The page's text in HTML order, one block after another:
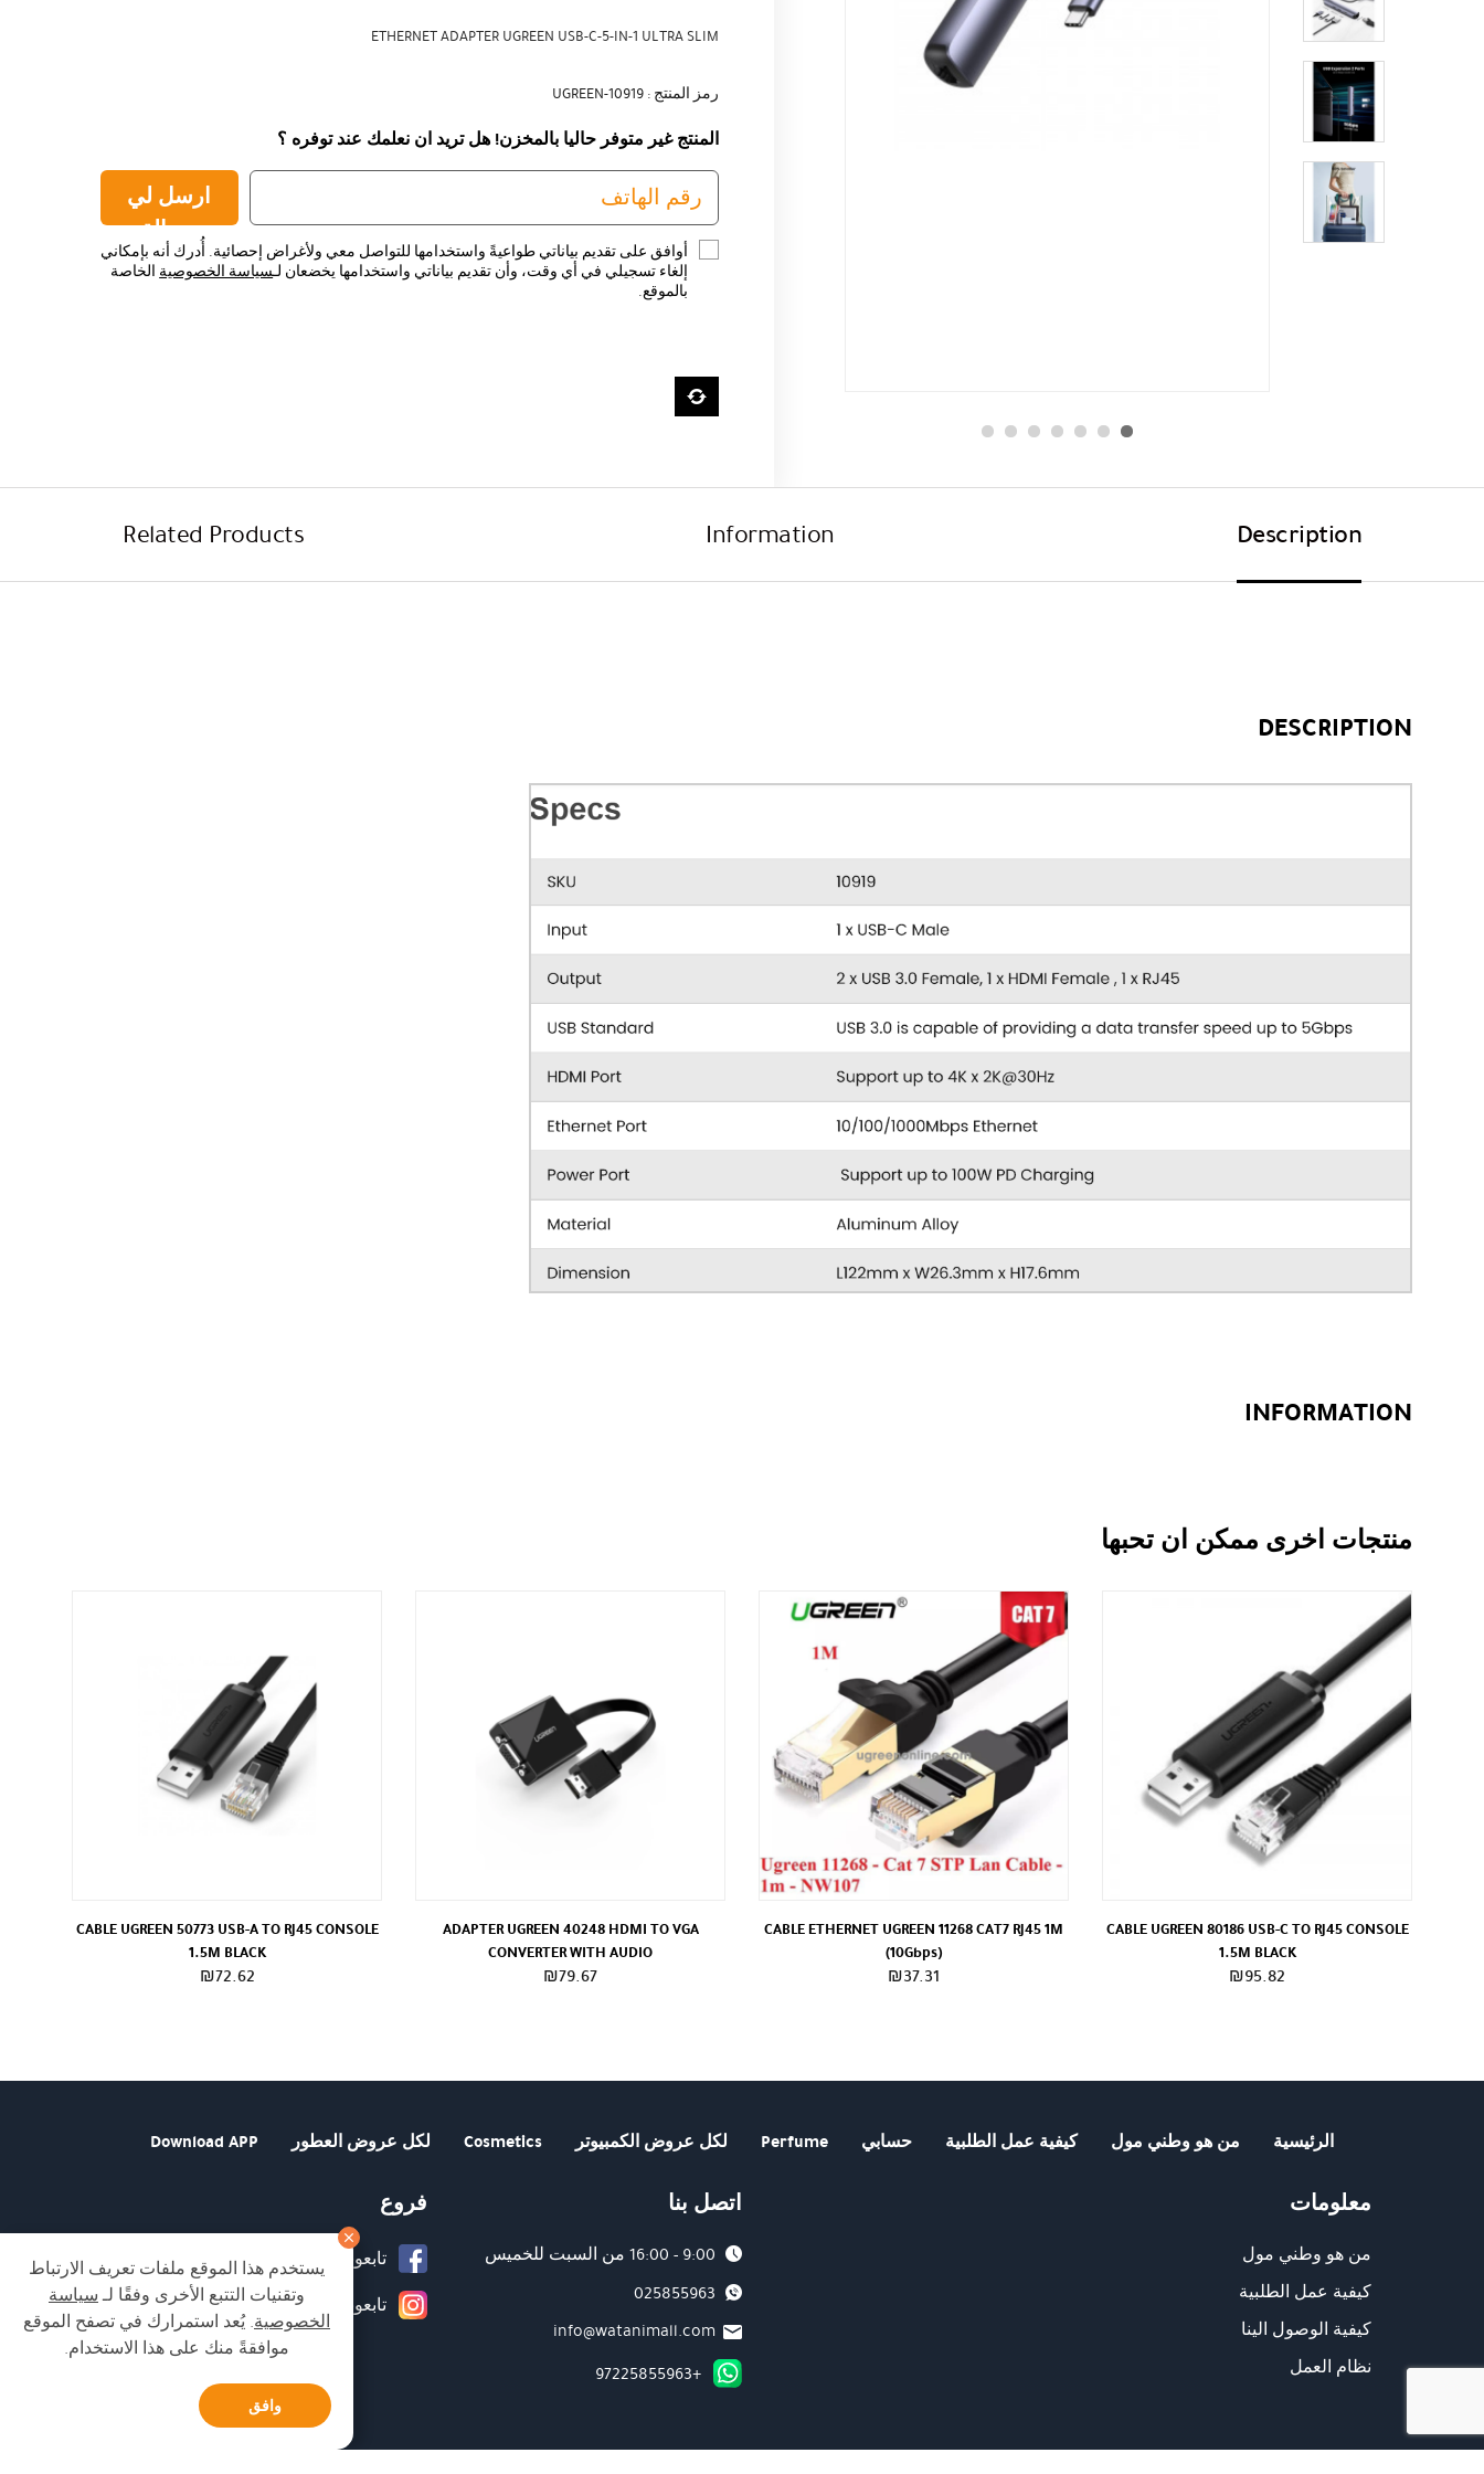
ETHERNET ADAPTER UGREEN USB-C-5-IN-1 ULTRA SLIM
رمز المنتج : UGREEN-10919
المنتج غير متوفر حاليا بالمخزن! هل تريد ان نعلمك عند توفره ؟
ارسل لي
رسالة
أوافق على تقديم بياناتي طواعيةً واستخدامها للتواصل معي ولأغراض إحصائية. أُدرك أنه بإمكاني
إلغاء تسجيلي في أي وقت، وأن تقديم بياناتي واستخدامها يخضعان لـسياسة الخصوصيةالخاصة
بالموقع.
Description
Information
Related Products
DESCRIPTION
INFORMATION
منتجات اخرى ممكن ان تحبها
CABLE UGREEN 80186 USB-C TO RJ45 CONSOLE
1.5M BLACK
₪95.82
CABLE ETHERNET UGREEN 11268 CAT7 RJ45 1M
(10Gbps)
₪37.31
ADAPTER UGREEN 40248 HDMI TO VGA
CONVERTER WITH AUDIO
₪79.67
CABLE UGREEN 50773 USB-A TO RJ45 CONSOLE
1.5M BLACK
₪72.62
الرئيسية من هو وطني مول كيفية عمل الطلبية حسابي Perfume لكل عروض الكمبيوتر Cosmetics لكل عروض العطور Download APP
معلومات
من هو وطني مول
كيفية عمل الطلبية
كيفية الوصول الينا
نظام العمل
اتصل بنا
9:00 - 16:00 من السبت للخميس
025855963
info@watanimall.com
+97225855963
فروع
تابعونا على صفحة الفيسبوك
تابعونا على انستغرام
يستخدم هذا الموقع ملفات تعريف الارتباط
وتقنيات التتبع الأخرى وفقًا لـسياسة
الخصوصية. يُعد استمرارك في تصفح الموقع
موافقةً منك على هذا الاستخدام.
وافق